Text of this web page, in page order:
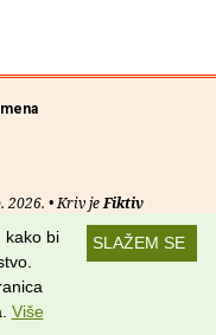
2026. • Kriv jeFiktiv
RSS kanaliSLAŽEM SE
kako bi
Više